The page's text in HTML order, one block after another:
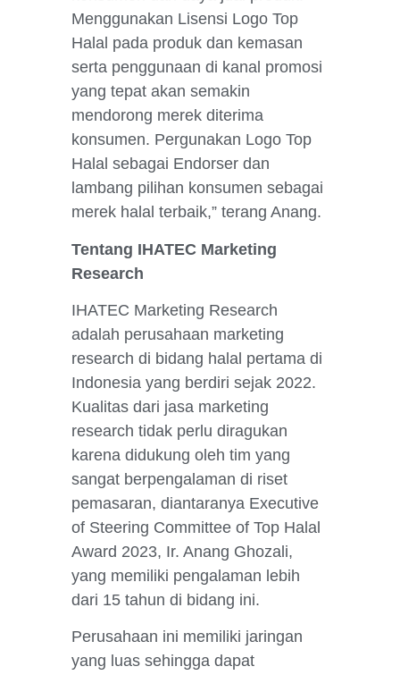
Menggunakan Lisensi Logo Top
Halal pada produk dan kemasan
serta penggunaan di kanal promosi
yang tepat akan semakin
mendorong merek diterima
konsumen. Pergunakan Logo Top
Halal sebagai Endorser dan
lambang pilihan konsumen sebagai
merek halal terbaik,” terang Anang.
Tentang IHATEC Marketing
Research
IHATEC Marketing Research
adalah perusahaan marketing
research di bidang halal pertama di
Indonesia yang berdiri sejak 2022.
Kualitas dari jasa marketing
research tidak perlu diragukan
karena didukung oleh tim yang
sangat berpengalaman di riset
pemasaran, diantaranya Executive
of Steering Committee of Top Halal
Award 2023, Ir. Anang Ghozali,
yang memiliki pengalaman lebih
dari 15 tahun di bidang ini.
Perusahaan ini memiliki jaringan
yang luas sehingga dapat